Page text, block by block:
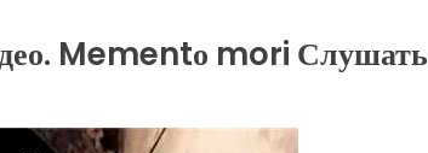
Mementо mori Слушать